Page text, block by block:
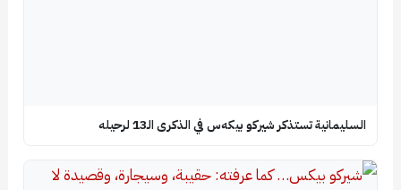
السليمانية تستذكر شيركو بيكه‌س في الذكرى الـ13 لرحيله